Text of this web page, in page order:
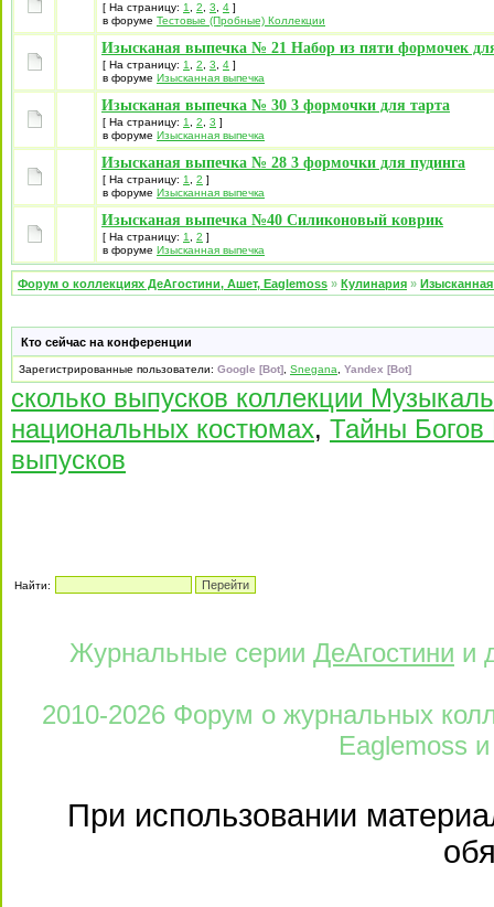
[ На страницу: 1 2 3 4 ]
в форуме Тестовые (Пробные) Коллекции
Изысканая выпечка № 21 Набор из пяти формочек
[ На страницу: 1 2 3 4 ]
в форуме Изысканная выпечка
Изысканая выпечка № 30 3 формочки для тарта
[ На страницу: 1 2 3 ]
в форуме Изысканная выпечка
Изысканая выпечка № 28 3 формочки для пудинга
[ На страницу: 1 2 ]
в форуме Изысканная выпечка
Изысканая выпечка №40 Силиконовый коврик
[ На страницу: 1 2 ]
в форуме Изысканная выпечка
Форум о коллекциях ДеАгостини, Ашет, Eaglemoss » Кулинария »
Кто сейчас на конференции
Зарегистрированные пользователи: Google [Bot] Snegana Yandex [Bot]
сколько выпусков коллекции
национальных костюмах, Тайны Богов
выпусков
Найти:
Журнальные серии ДеАгостини и
2010-2026 Форум о журнальных
Eaglemoss и
При использовании